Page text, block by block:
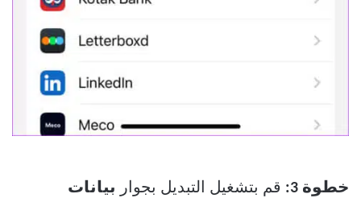
خطوة 3: قم بتشغيل التبديل بجوار بيانات